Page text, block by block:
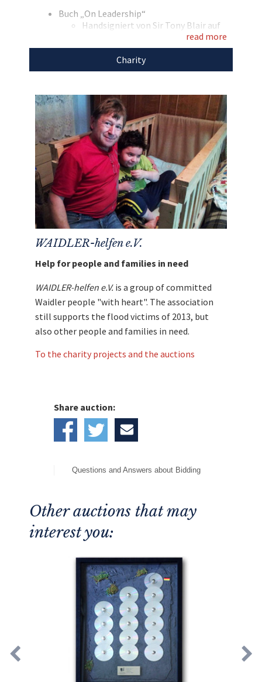
unterstützen damit WAIDLER-helfen e.V.!
weitereeinzigartige Auktionenfür den guten
Buch „On Leadership“
Handsigniert von Sir Tony Blair auf
Limited Hand-Signed Hardback First
Britische Originalfassung, streng
Leichte Gebrauchsspuren am
Schutzumschlag vom Öffnen und
Signieren
Erstveröffentlichung: 05.September
2024
Verlag: Cornerstone
320 Seiten
Gewicht: 750g
Maße: 24cm x 15,6cm x 4cm
Mit dem Erlös dieser Auktion unterstützen wir
Waidler-helfen e.V.
read more
Charity
WAIDLER-helfen e.V.
Help for people and families in need
WAIDLER-helfen e.V. is a group of committed
Waidler people "with heart". The association
still supports the flood victims of 2013, but
also other people and families in need.
To the charity projects and the auctions
Share auction:
Questions and Answers about Bidding
Other auctions that may
interest you: